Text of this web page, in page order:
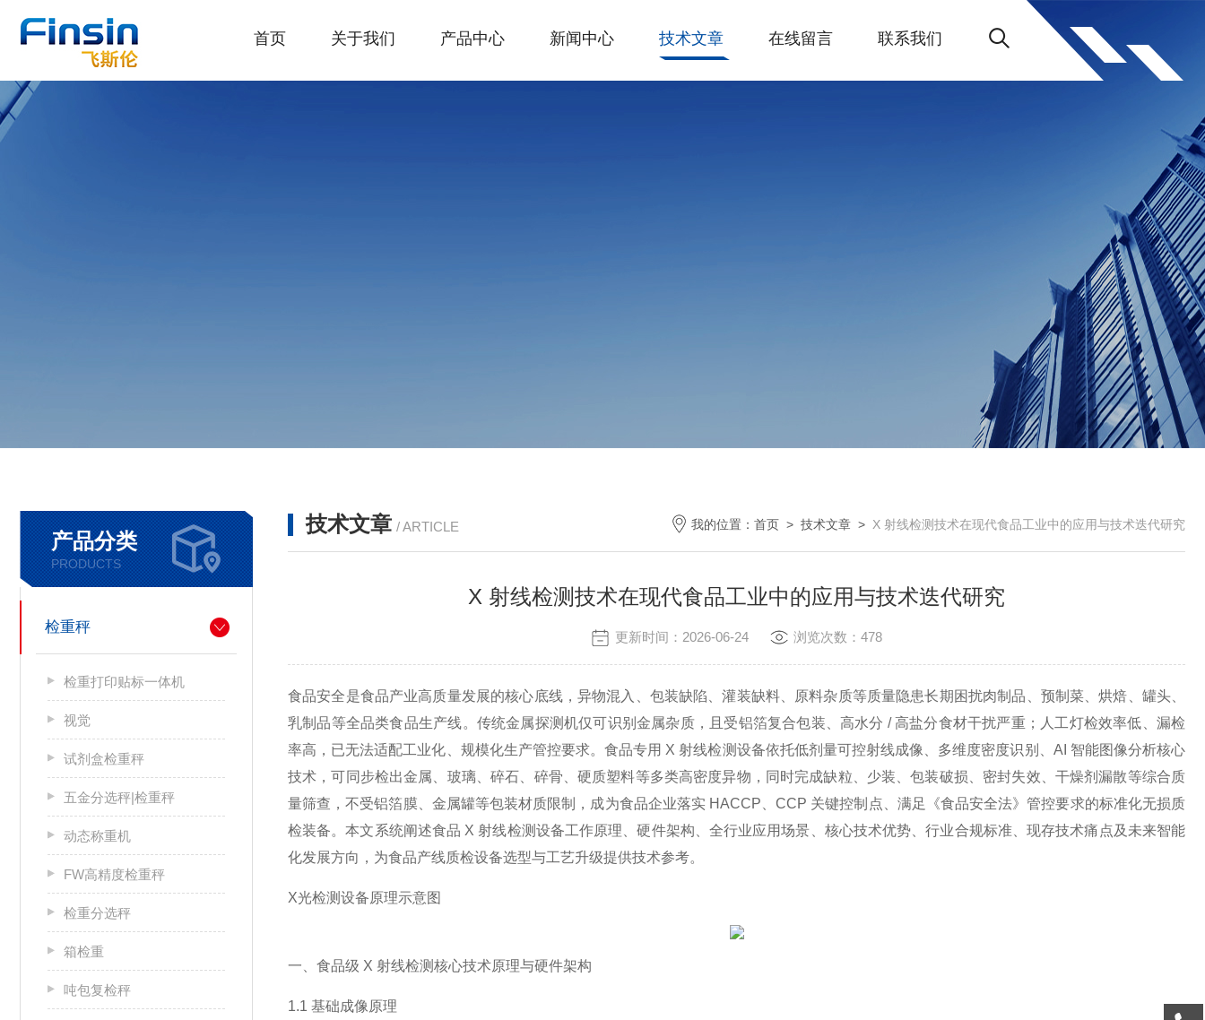
首页 关于我们 产品中心 新闻中心 技术文章 在线留言 联系我们
产品分类
PRODUCTS
检重秤
检重打印贴标一体机
视觉
试剂盒检重秤
五金分选秤|检重秤
动态称重机
FW高精度检重秤
检重分选秤
箱检重
吨包复检秤
技术文章 / ARTICLE 我的位置： 首页 > 技术文章 > X 射线检测技术在现代食品工业中的应用与技术迭代研究
X 射线检测技术在现代食品工业中的应用与技术迭代研究
更新时间：2026-06-24 浏览次数：478
食品安全是食品产业高质量发展的核心底线，异物混入、包装缺陷、灌装缺料、原料杂质等质量隐患长期困扰肉制品、预制菜、烘焙、罐头、
乳制品等全品类食品生产线。传统金属探测机仅可识别金属杂质，且受铝箔复合包装、高水分 / 高盐分食材干扰严重；人工灯检效率低、漏检
率高，已无法适配工业化、规模化生产管控要求。食品专用 X 射线检测设备依托低剂量可控射线成像、多维度密度识别、AI 智能图像分析核心
技术，可同步检出金属、玻璃、碎石、碎骨、硬质塑料等多类高密度异物，同时完成缺粒、少装、包装破损、密封失效、干燥剂漏散等综合质
量筛查，不受铝箔膜、金属罐等包装材质限制，成为食品企业落实 HACCP、CCP 关键控制点、满足《食品安全法》管控要求的标准化无损质
检装备。本文系统阐述食品 X 射线检测设备工作原理、硬件架构、全行业应用场景、核心技术优势、行业合规标准、现存技术痛点及未来智能
化发展方向，为食品产线质检设备选型与工艺升级提供技术参考。
X光检测设备原理示意图
一、食品级 X 射线检测核心技术原理与硬件架构
1.1 基础成像原理